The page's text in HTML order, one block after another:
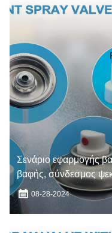
Σενάριο εφαρμογής
βαφής, σύνδεσμος
ψεκασμού βαφής
08-28-2024